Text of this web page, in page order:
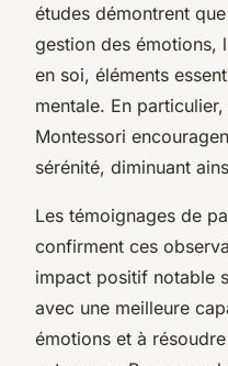
études démontrent
gestion des émotions,
en soi, éléments
mentale. En
Montessori
sérénité, diminuant
Les témoignages de
confirment ces
impact positif notable
avec une meilleure
émotions et à